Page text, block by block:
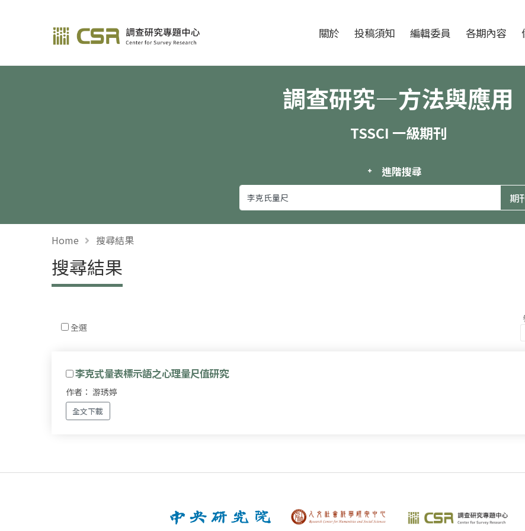
調查研究—方法與應用期刊 關於 投稿須知 編輯委員 各期內容
調查研究—方法與應用
TSSCI 一級期刊
進階搜尋
Home 搜尋結果
搜尋結果
全選
李克式量表標示語之心理量尺值研究
作者： 游琇婷
全文下載